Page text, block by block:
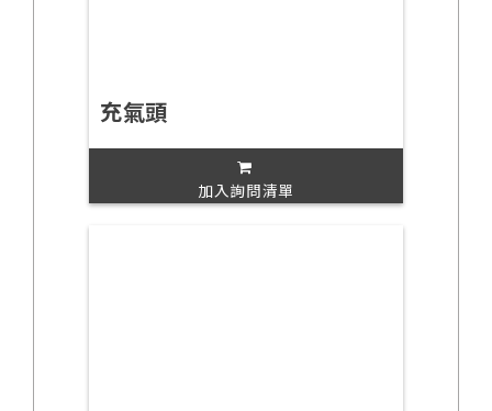
充氣頭
加入詢問清單